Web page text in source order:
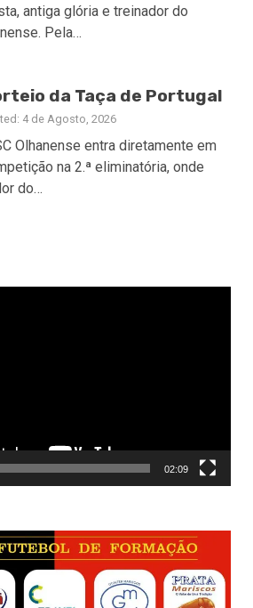
antiga glória e treinador do
Pela…
da Taça de Portugal
4 de Agosto, 2026
Olhanense entra diretamente em
na 2.ª eliminatória, onde
do…
02:09